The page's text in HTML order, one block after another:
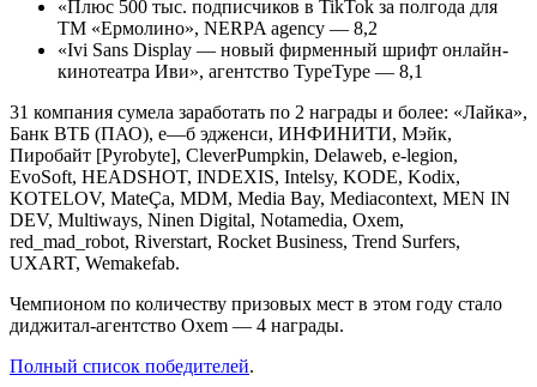
«Плюс 500 тыс. подписчиков в TikTok за полгода для
ТМ «Ермолино», NERPA agency — 8,2
«Ivi Sans Display — новый фирменный шрифт онлайн-
кинотеатра Иви», агентство TypeType — 8,1
31 компания сумела заработать по 2 награды и более: «Лайка»,
Банк ВТБ (ПАО), е—б эдженси, ИНФИНИТИ, Мэйк,
Пиробайт [Pyrobyte], CleverPumpkin, Delaweb, e-legion,
EvoSoft, HEADSHOT, INDEXIS, Intelsy, KODE, Kodix,
KOTELOV, MateÇa, MDM, Media Bay, Mediacontext, MEN IN
DEV, Multiways, Ninen Digital, Notamedia, Oxem,
red_mad_robot, Riverstart, Rocket Business, Trend Surfers,
UXART, Wemakefab.
Чемпионом по количеству призовых мест в этом году стало
диджитал-агентство Oxem — 4 награды.
Полный список победителей.